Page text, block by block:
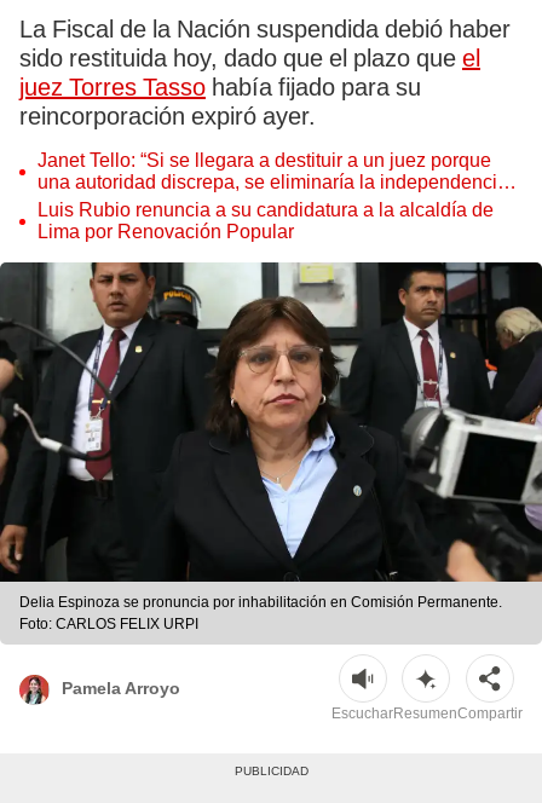
La Fiscal de la Nación suspendida debió haber
sido restituida hoy, dado que el plazo que el
juez Torres Tasso había fijado para su
reincorporación expiró ayer.
Janet Tello: “Si se llegara a destituir a un juez porque
una autoridad discrepa, se eliminaría la independencia
judicial”
Luis Rubio renuncia a su candidatura a la alcaldía de
Lima por Renovación Popular
Delia Espinoza se pronuncia por inhabilitación en Comisión Permanente.
Foto: CARLOS FELIX URPI
Pamela Arroyo
EscucharResumenCompartir